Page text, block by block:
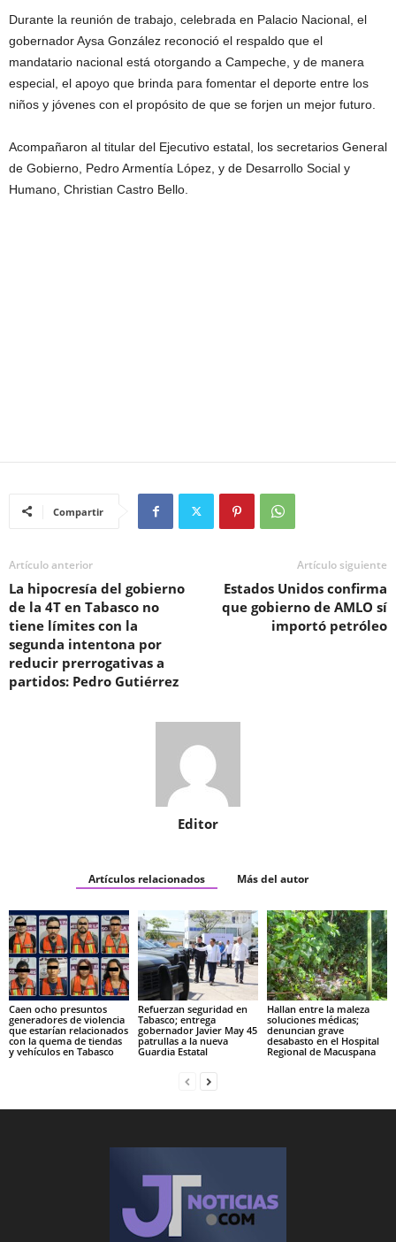
Durante la reunión de trabajo, celebrada en Palacio Nacional, el
gobernador Aysa González reconoció el respaldo que el
mandatario nacional está otorgando a Campeche, y de manera
especial, el apoyo que brinda para fomentar el deporte entre los
niños y jóvenes con el propósito de que se forjen un mejor futuro.
Acompañaron al titular del Ejecutivo estatal, los secretarios General
de Gobierno, Pedro Armentía López, y de Desarrollo Social y
Humano, Christian Castro Bello.
Compartir
Artículo anterior
La hipocresía del gobierno
de la 4T en Tabasco no
tiene límites con la
segunda intentona por
reducir prerrogativas a
partidos: Pedro Gutiérrez
Artículo siguiente
Estados Unidos confirma
que gobierno de AMLO sí
importó petróleo
Editor
Artículos relacionados Más del autor
Caen ocho presuntos
generadores de violencia
que estarían relacionados
con la quema de tiendas
y vehículos en Tabasco
Refuerzan seguridad en
Tabasco; entrega
gobernador Javier May 45
patrullas a la nueva
Guardia Estatal
Hallan entre la maleza
soluciones médicas;
denuncian grave
desabasto en el Hospital
Regional de Macuspana